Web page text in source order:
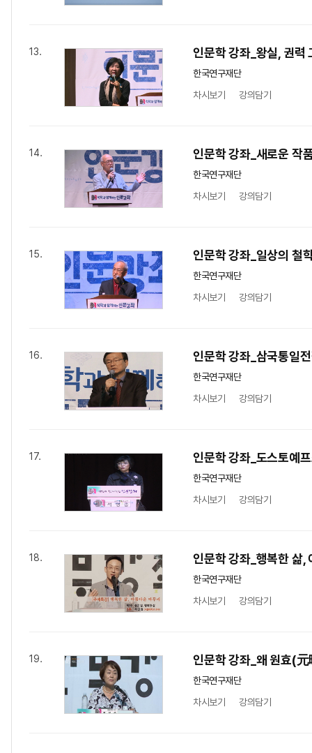
13. 인문학 강좌_왕실, 권력
한국연구재단
차시보기
강의담기
14. 인문학 강좌_새로운 작
한국연구재단
차시보기
강의담기
15. 인문학 강좌_일상의 철
한국연구재단
차시보기
강의담기
16. 인문학 강좌_삼국통일
한국연구재단
차시보기
강의담기
17. 인문학 강좌_도스토예
한국연구재단
차시보기
강의담기
18. 인문학 강좌_행복한 삶,
한국연구재단
차시보기
강의담기
19. 인문학 강좌_왜 원효(
한국연구재단
차시보기
강의담기